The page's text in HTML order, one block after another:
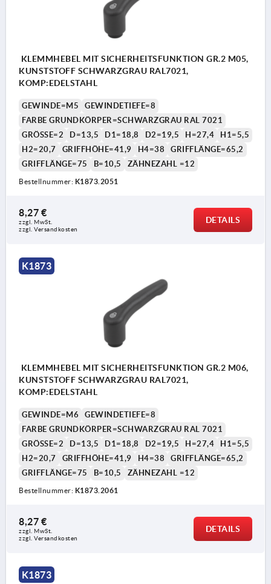
KLEMMHEBEL MIT SICHERHEITSFUNKTION GR.2 M05,
KUNSTSTOFF SCHWARZGRAU RAL7021,
KOMP:EDELSTAHL
GEWINDE=M5
GEWINDETIEFE=8
FARBE GRUNDKÖRPER=SCHWARZGRAU RAL 7021
GRÖSSE=2
D=13,5 D1=18,8 D2=19,5 H=27,4
H1=5,5
H2=20,7
GRIFFHÖHE=41,9 H4=38
GRIFFLÄNGE=65,2
GRIFFLÄNGE=75
B=10,5 ZÄHNEZAHL =12
Bestellnummer: K1873.2051
8,27 €
zzgl. MwSt.
zzgl. Versandkosten
DETAILS
K1873
KLEMMHEBEL MIT SICHERHEITSFUNKTION GR.2 M06,
KUNSTSTOFF SCHWARZGRAU RAL7021,
KOMP:EDELSTAHL
GEWINDE=M6
GEWINDETIEFE=8
FARBE GRUNDKÖRPER=SCHWARZGRAU RAL 7021
GRÖSSE=2
D=13,5 D1=18,8 D2=19,5 H=27,4
H1=5,5
H2=20,7
GRIFFHÖHE=41,9 H4=38
GRIFFLÄNGE=65,2
GRIFFLÄNGE=75
B=10,5 ZÄHNEZAHL =12
Bestellnummer: K1873.2061
8,27 €
zzgl. MwSt.
zzgl. Versandkosten
DETAILS
K1873